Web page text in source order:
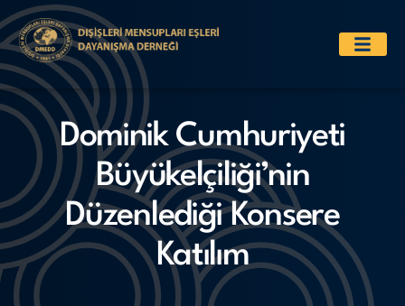
Dominik Cumhuriyeti
Büyükelçiliği’nin
Düzenlediği Konsere
Katılım